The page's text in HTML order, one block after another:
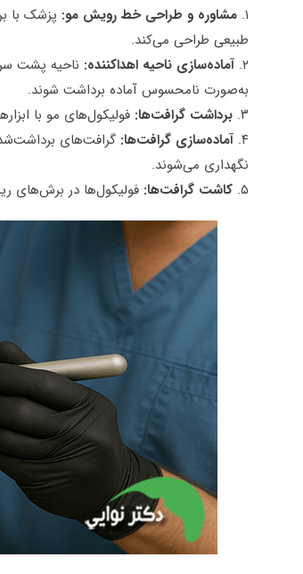
۱. مشاوره و طراحی خط رویش مو: پزشک با
طبیعی طراحی می‌کند.
۲. آماده‌سازی ناحیه اهداکننده: ناحیه پشت
به‌صورت نامحسوس آماده برداشت شوند.
۳. برداشت گرافت‌ها: فولیکول‌های مو با
۴. آماده‌سازی گرافت‌ها: گرافت‌های
نگهداری می‌شوند.
۵. کاشت گرافت‌ها: فولیکول‌ها در برش‌های